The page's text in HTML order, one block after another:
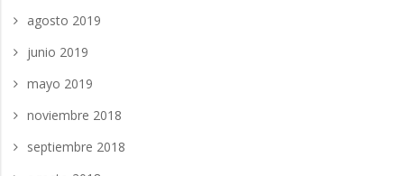
agosto 2019
junio 2019
mayo 2019
noviembre 2018
septiembre 2018